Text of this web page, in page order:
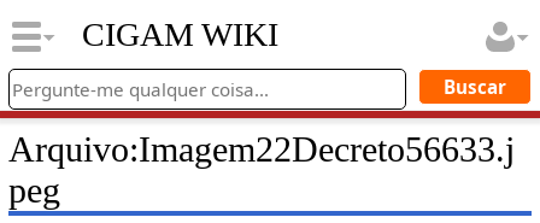
CIGAM WIKI
Arquivo:Imagem22Decreto56633.j
peg